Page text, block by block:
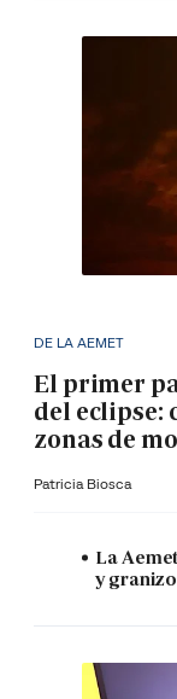
DE LA AEMET
El primer
del eclipse:
zonas de
Patricia Biosca
La
y